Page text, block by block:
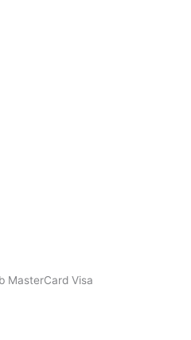
MasterCard Visa